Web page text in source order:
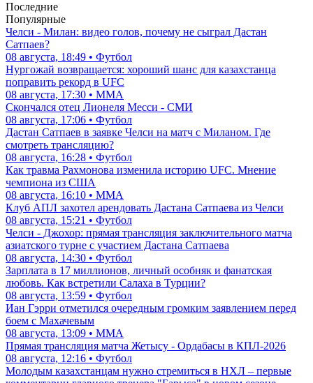
Последние
Популярные
Челси - Милан: видео голов, почему не сыграл Дастан
Сатпаев?
08 августа, 18:49 • Футбол
Нургожай возвращается: хороший шанс для казахстанца
поправить рекорд в UFC
08 августа, 17:30 • ММА
Скончался отец Лионеля Месси - СМИ
08 августа, 17:06 • Футбол
Дастан Сатпаев в заявке Челси на матч с Миланом. Где
смотреть трансляцию?
08 августа, 16:28 • Футбол
Как травма Рахмонова изменила историю UFC. Мнение
чемпиона из США
08 августа, 16:10 • ММА
Клуб АПЛ захотел арендовать Дастана Сатпаева из Челси
08 августа, 15:21 • Футбол
Челси - Джохор: прямая трансляция заключительного матча
азиатского турне с участием Дастана Сатпаева
08 августа, 14:30 • Футбол
Зарплата в 17 миллионов, личный особняк и фанатская
любовь. Как встретили Салаха в Турции?
08 августа, 13:59 • Футбол
Иан Гэрри отметился очередным громким заявлением перед
боем с Махачевым
08 августа, 13:09 • ММА
Прямая трансляция матча Жетысу - Ордабасы в КПЛ-2026
08 августа, 12:16 • Футбол
Молодым казахстанцам нужно стремиться в НХЛ – первые